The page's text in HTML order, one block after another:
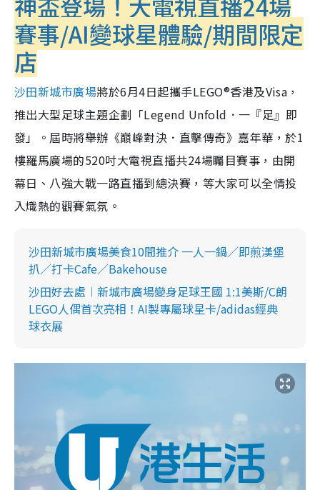
賽事/AI變球星體驗/期間限定
店
沙田新城市廣場將於6月4日起攜手LEGO®香港及Visa，
推出大型足球主題企劃「Legend Unfold．一『足』即
發」。屆時將舉辦《巔峰對決．直擊傳奇》嘉年華，於1
樓羅馬廣場的520吋大電視直播共24場矚目賽事，由開
幕日、八強大戰一路直播到總決賽，等大家可以全情投
入熾熱的觀賽氣氛。
沙田新城市廣場美食10間推介 一人一鍋／即煎漢堡
扒／打卡Cafe／Bakehouse
沙田好去處︱新城市廣場變身足球王國 1:1美斯/C朗
LEGO人偶首次亮相！AI製專屬球星卡/adidas經典
球衣展